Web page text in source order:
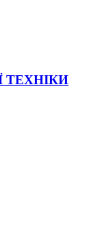
ТЕХНІКИ